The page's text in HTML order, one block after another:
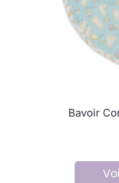
Bavoir